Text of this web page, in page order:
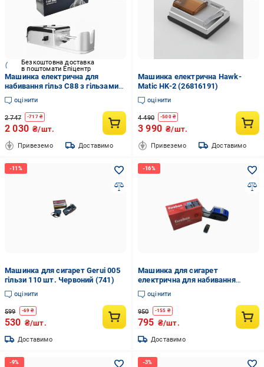
Безкоштовна доставка
в поштомати Епіцентр
Машинка електрична для
набивання гільз С88 з гільзами
Gama platinum
оцінити
2 747 -717₴
2 030 ₴/шт.
Привеземо Доставимо
Машинка електрична Hawk-
Matic HK-2 (26816191)
оцінити
4 490 -500₴
3 990 ₴/шт.
Привеземо Доставимо
Машинка для сигарет Gerui 005
гільзи 110 шт. Червоний (741)
оцінити
599 -69 ₴
530 ₴/шт.
Доставимо
Машинка для сигарет
електрична для набивання
тютюну Gerui 002 і 500 гільз/
портсигар/запальничка
(35889224)
оцінити
950 -155 ₴
795 ₴/шт.
Доставимо